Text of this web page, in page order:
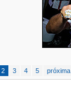
2 3 4 5 próxima